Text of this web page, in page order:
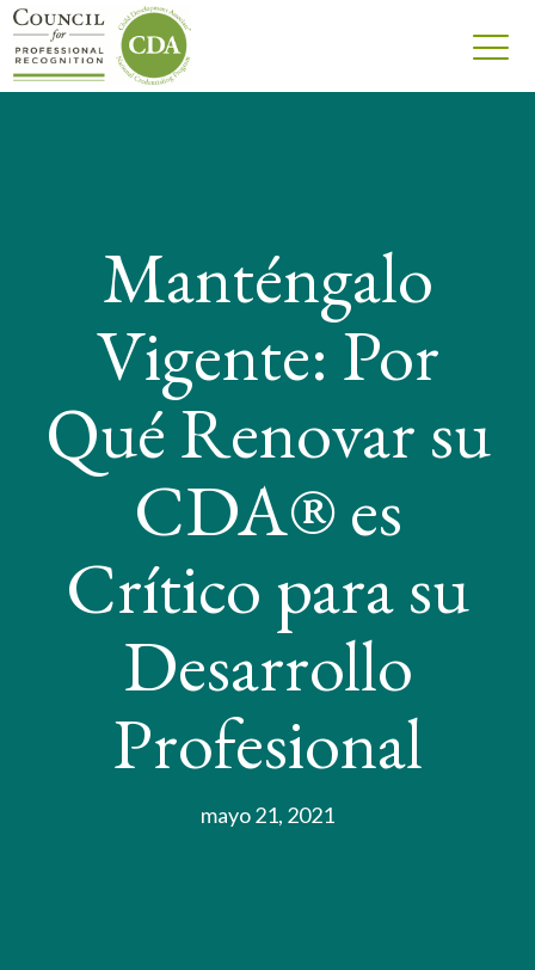
Manténgalo
Vigente: Por
Qué Renovar su
CDA® es
Crítico para su
Desarrollo
Profesional
mayo 21, 2021